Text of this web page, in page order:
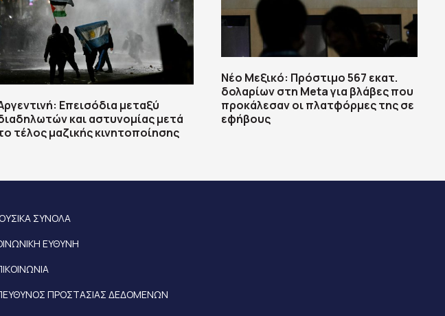
Επεισόδια μεταξύ
και αστυνομίας μετά
τέλος μαζικής κινητοποίησης
Νέο Μεξικό: Πρόστιμο 567 εκατ.
δολαρίων στη Meta για βλάβες που
προκάλεσαν οι πλατφόρμες της σε
εφήβους
ΣΥΝΟΛΑ
ΕΥΘΥΝΗ
ΠΡΟΣΤΑΣΙΑΣ ΔΕΔΟΜΕΝΩΝ